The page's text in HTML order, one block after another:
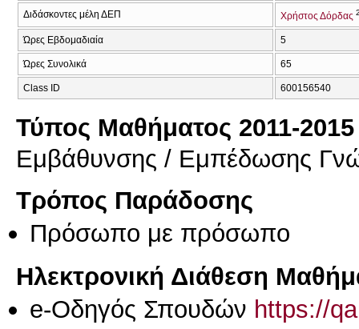
Διδάσκοντες μέλη ΔΕΠ Χρήστος Δόρδας
Ώρες Εβδομαδιαία 5
Ώρες Συνολικά 65
Class ID 600156540
Τύπος Μαθήματος 2011-2015
Εμβάθυνσης / Εμπέδωσης
Τρόπος Παράδοσης
Πρόσωπο με πρόσωπο
Ηλεκτρονική Διάθεση
e-Οδηγός Σπουδών https://